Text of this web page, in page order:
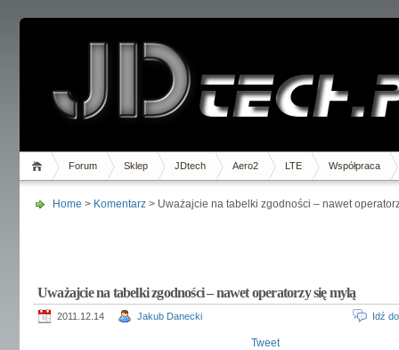
Forum Sklep JDtech Aero2 LTE Współpraca
Home > Komentarz > Uważajcie na tabelki zgodności – nawet
Uważajcie na tabelki zgodności – nawet operatorzy się mylą
2011.12.14 Jakub Danecki Idź
Tweet